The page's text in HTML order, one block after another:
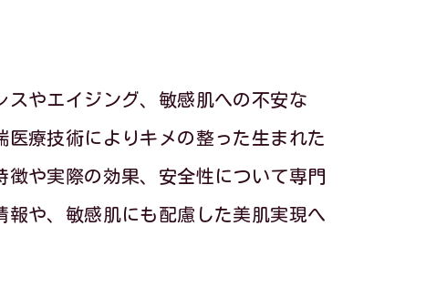
やエイジング、敏感肌への不安な
療技術によりキメの整った生まれた
や実際の効果、安全性について専門
や、敏感肌にも配慮した美肌実現へ